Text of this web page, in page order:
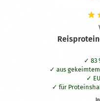
83
aus
für